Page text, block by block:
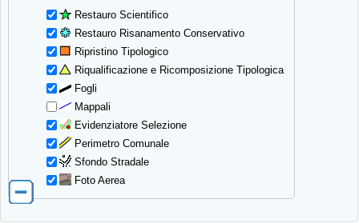
Restauro Scientifico
Restauro Risanamento Conservativo
Ripristino Tipologico
Riqualificazione e Ricomposizione Tipologica
Fogli
Mappali
Evidenziatore Selezione
Perimetro Comunale
Sfondo Stradale
Foto Aerea